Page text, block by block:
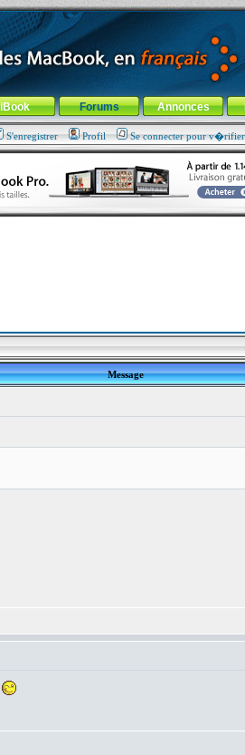
la rubrique
iBook Forums Annonces
S'enregistrer Profil Se connecter pour v�rifier
Message